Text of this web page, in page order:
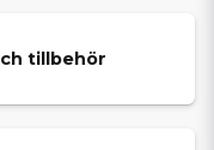
tillbehör